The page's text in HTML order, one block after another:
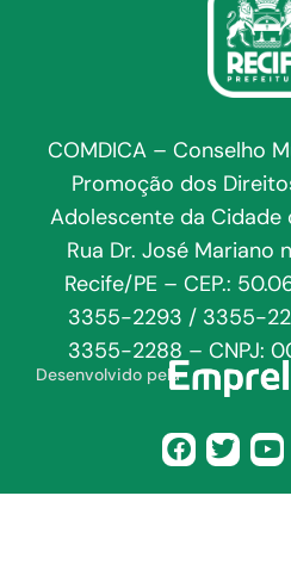
COMDICA – Conselho
Promoção dos
Adolescente da Cidade
Rua Dr. José Mariano
Recife/PE – CEP.:
3355-2293 / 3355-
3355-2288 – CNPJ:
Desenvolvido pela